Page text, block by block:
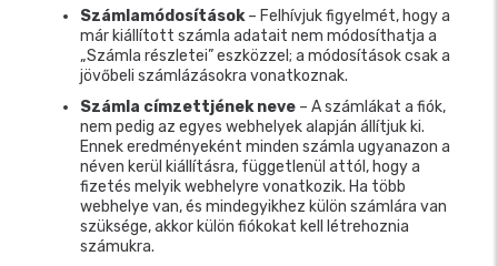
Számlamódosítások– Felhívjuk figyelmét, hogy a
már kiállított számla adatait nem módosíthatja a
„Számla részletei” eszközzel; a módosítások csak a
jövőbeli számlázásokra vonatkoznak.
Számla címzettjének neve – A számlákat a fiók,
nem pedig az egyes webhelyek alapján állítjuk ki.
Ennek eredményeként minden számla ugyanazon a
néven kerül kiállításra, függetlenül attól, hogy a
fizetés melyik webhelyre vonatkozik. Ha több
webhelye van, és mindegyikhez külön számlára van
szüksége, akkor külön fiókokat kell létrehoznia
számukra.